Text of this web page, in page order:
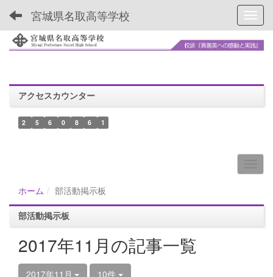
宮城県名取高等学校
アクセスカウンター
2 5 6 0 8 6 1
ホーム 部活動掲示板
部活動掲示板
2017年11月の記事一覧
2017年11月 10件